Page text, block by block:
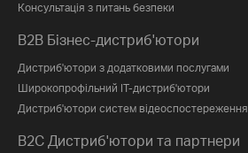
Консультація з питань безпеки
B2B Бізнес-дистриб'ютори
Дистриб'ютори з додатковими послугами
Широкопрофільний IT-дистриб'ютори
Дистриб'ютори систем відеоспостереження
B2C Дистриб'ютори та партнери